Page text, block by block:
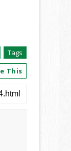
Tags
This